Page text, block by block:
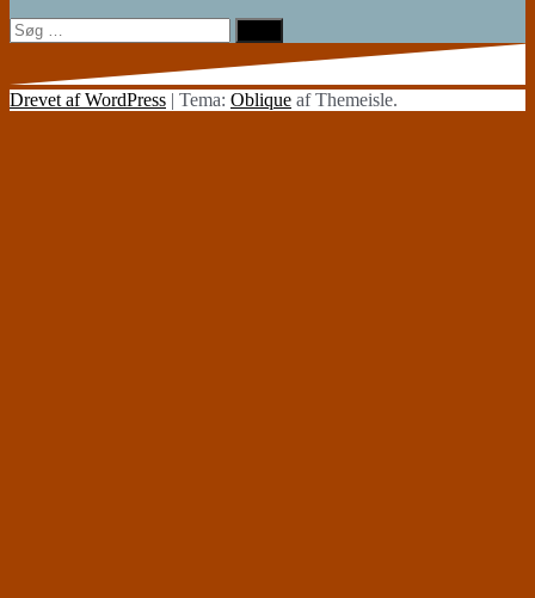
Søg
efter:
Drevet af WordPress | Tema: Oblique af Themeisle.